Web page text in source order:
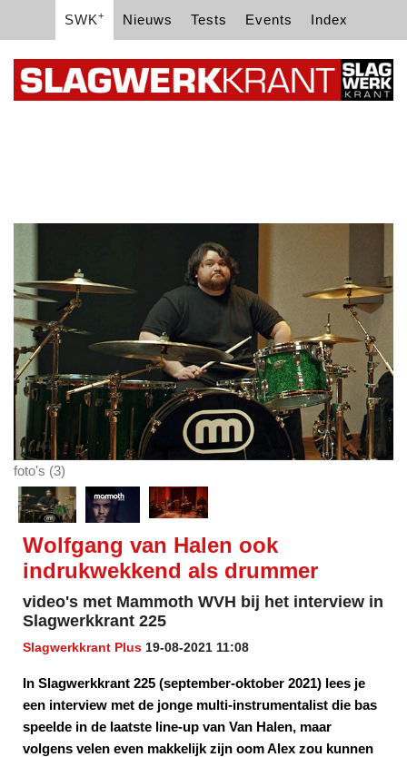
SWK+ Nieuws Tests Events Index
foto's (3)
Wolfgang van Halen ook
indrukwekkend als drummer
video's met Mammoth WVH bij het interview in
Slagwerkkrant 225
Slagwerkkrant Plus 19-08-2021 11:08
In Slagwerkkrant 225 (september-oktober 2021) lees je
een interview met de jonge multi-instrumentalist die bas
speelde in de laatste line-up van Van Halen, maar
volgens velen even makkelijk zijn oom Alex zou kunnen